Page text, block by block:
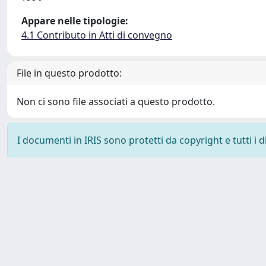
Appare nelle tipologie:
4.1 Contributo in Atti di convegno
File in questo prodotto:
Non ci sono file associati a questo prodotto.
I documenti in IRIS sono protetti da copyright e tutti i